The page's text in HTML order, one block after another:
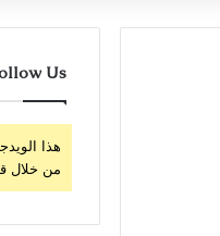
Us
هذا
من خلال